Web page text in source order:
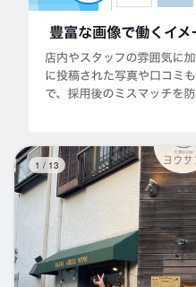
1 / 13